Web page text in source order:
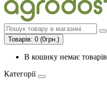
Товарів: 0 (0грн.)
В кошику немає
Категорії